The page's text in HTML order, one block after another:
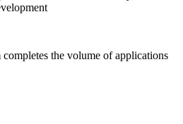
the volume of applications